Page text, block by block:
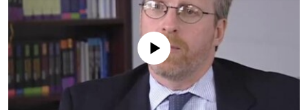
No media source currently available